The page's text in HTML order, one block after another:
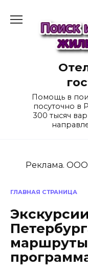
содержанию
Помощь в
посуточно в
300 тысяч
Реклама.
ГЛАВНАЯ СТРАНИЦА